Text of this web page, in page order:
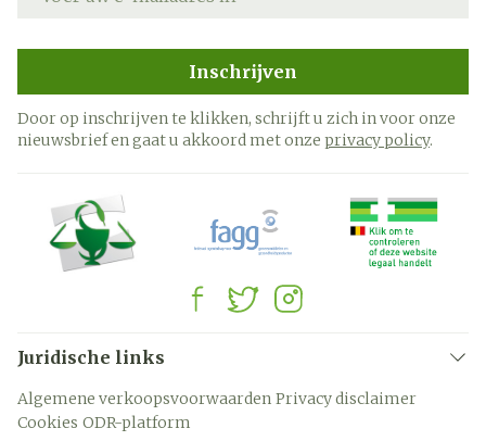
Inschrijven
Door op inschrijven te klikken, schrijft u zich in voor onze
nieuwsbrief en gaat u akkoord met onze privacy policy.
Juridische links
Algemene verkoopsvoorwaarden Privacy disclaimer
Cookies ODR-platform